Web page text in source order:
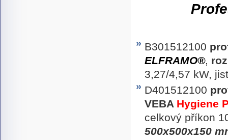
B301512100
ELFRAMO®,
3,27/4,57 kW,
D401512100
VEBA Hygiene
celkový příkon
500x500x150